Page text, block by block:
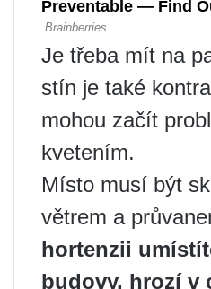
Je třeba mít na
stín je také
mohou začít
kvetením.
Místo musí být
větrem a
hortenzii
budovy, hrozí v